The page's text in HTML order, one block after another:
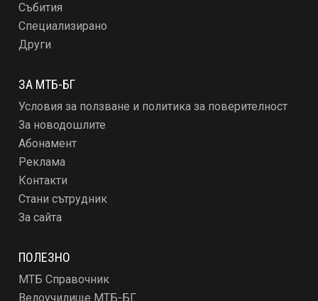
Събития
Специализирано
Други
ЗА МТБ-БГ
Условия за ползване и политика за поверителност
За новодошлите
Абонамент
Реклама
Контакти
Стани сътрудник
За сайта
ПОЛЕЗНО
МТБ Справочник
Велоучилище МТБ-БГ